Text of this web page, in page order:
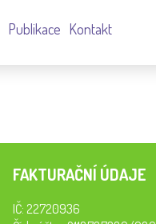
Publikace Kontakt
FAKTURAČNÍ ÚDAJE
IČ: 22720936